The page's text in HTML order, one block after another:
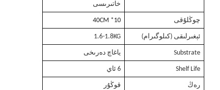
خاتىرىسى
چوڭلۇقى 10
* 40
CM
ئېغىرلىقى (كىلوگىرام) 1.6-1.8KG
Substrate ياغاچ دەرىخى
Shelf Life 6 ئاي
رەڭ قوڭۇر